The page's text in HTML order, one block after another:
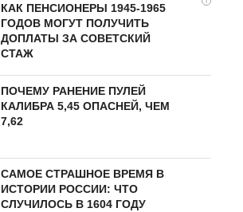
КАК ПЕНСИОНЕРЫ 1945-1965
ГОДОВ МОГУТ ПОЛУЧИТЬ
ДОПЛАТЫ ЗА СОВЕТСКИЙ
СТАЖ
ПОЧЕМУ РАНЕНИЕ ПУЛЕЙ
КАЛИБРА 5,45 ОПАСНЕЙ, ЧЕМ
7,62
САМОЕ СТРАШНОЕ ВРЕМЯ В
ИСТОРИИ РОССИИ: ЧТО
СЛУЧИЛОСЬ В 1604 ГОДУ